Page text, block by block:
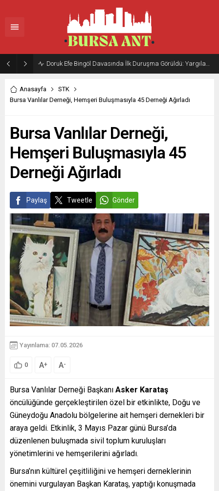
Doruk Efe Bingöl Davasında İlk Duruşma Görüldü: Yargılama 20 Ekim 2026’ya Ertelendi
Anasayfa
STK
Bursa Vanlılar Derneği, Hemşeri Buluşmasıyla 45 Derneği Ağırladı
Bursa Vanlılar Derneği,
Hemşeri Buluşmasıyla 45
Derneği Ağırladı
Paylaş Tweetle Gönder
Yayınlama: 07.05.2026
0 A+ A-
Bursa Vanlılar Derneği Başkanı Asker Karataş
öncülüğünde gerçekleştirilen özel bir etkinlikte, Doğu ve
Güneydoğu Anadolu bölgelerine ait hemşeri dernekleri bir
araya geldi. Etkinlik, 3 Mayıs Pazar günü Bursa’da
düzenlenen buluşmada sivil toplum kuruluşları
yönetimlerini ve hemşerilerini ağırladı.
Bursa’nın kültürel çeşitliliğini ve hemşeri derneklerinin
önemini vurgulayan Başkan Karataş, yaptığı konuşmada